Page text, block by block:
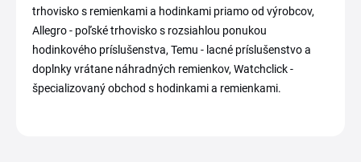
trhovisko s remienkami a hodinkami priamo od výrobcov,
Allegro - poľské trhovisko s rozsiahlou ponukou
hodinkového príslušenstva, Temu - lacné príslušenstvo a
doplnky vrátane náhradných remienkov, Watchclick -
špecializovaný obchod s hodinkami a remienkami.